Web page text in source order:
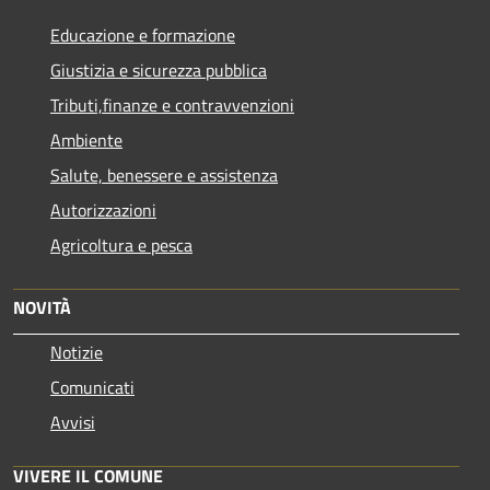
Educazione e formazione
Giustizia e sicurezza pubblica
Tributi,finanze e contravvenzioni
Ambiente
Salute, benessere e assistenza
Autorizzazioni
Agricoltura e pesca
NOVITÀ
Notizie
Comunicati
Avvisi
VIVERE IL COMUNE